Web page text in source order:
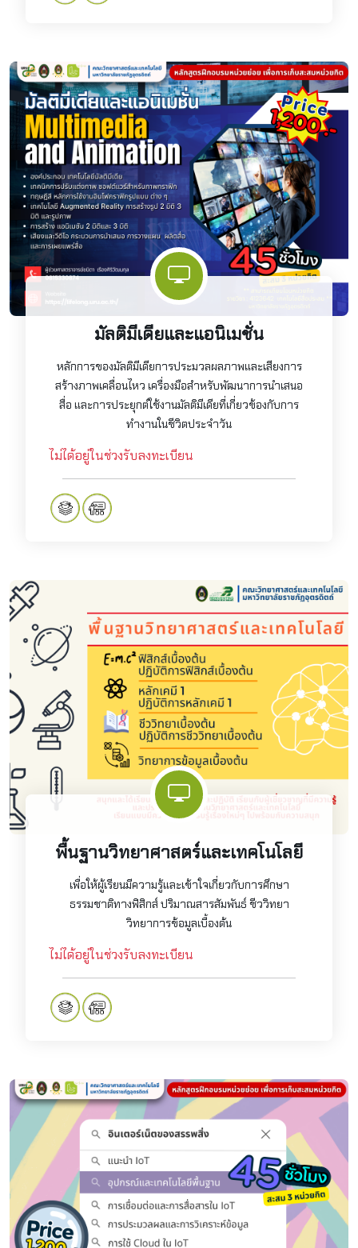
มัลติมีเดียและแอนิเมชั่น
หลักการของมัลติมีเดียการประมวลผลภาพและเสียงการ
สร้างภาพเคลื่อนไหว เครื่องมือสำหรับพัฒนาการนำเสนอ
สื่อ และการประยุกต์ใช้งานมัลติมีเดียที่เกี่ยวข้องกับการ
ทำงานในชีวิตประจำวัน
ไม่ได้อยู่ในช่วงรับลงทะเบียน
พื้นฐานวิทยาศาสตร์และเทคโนโลยี
เพื่อให้ผู้เรียนมีความรู้และเข้าใจเกี่ยวกับการศึกษา
ธรรมชาติทางฟิสิกส์ ปริมาณสารสัมพันธ์ ชีววิทยา
วิทยาการข้อมูลเบื้องต้น
ไม่ได้อยู่ในช่วงรับลงทะเบียน